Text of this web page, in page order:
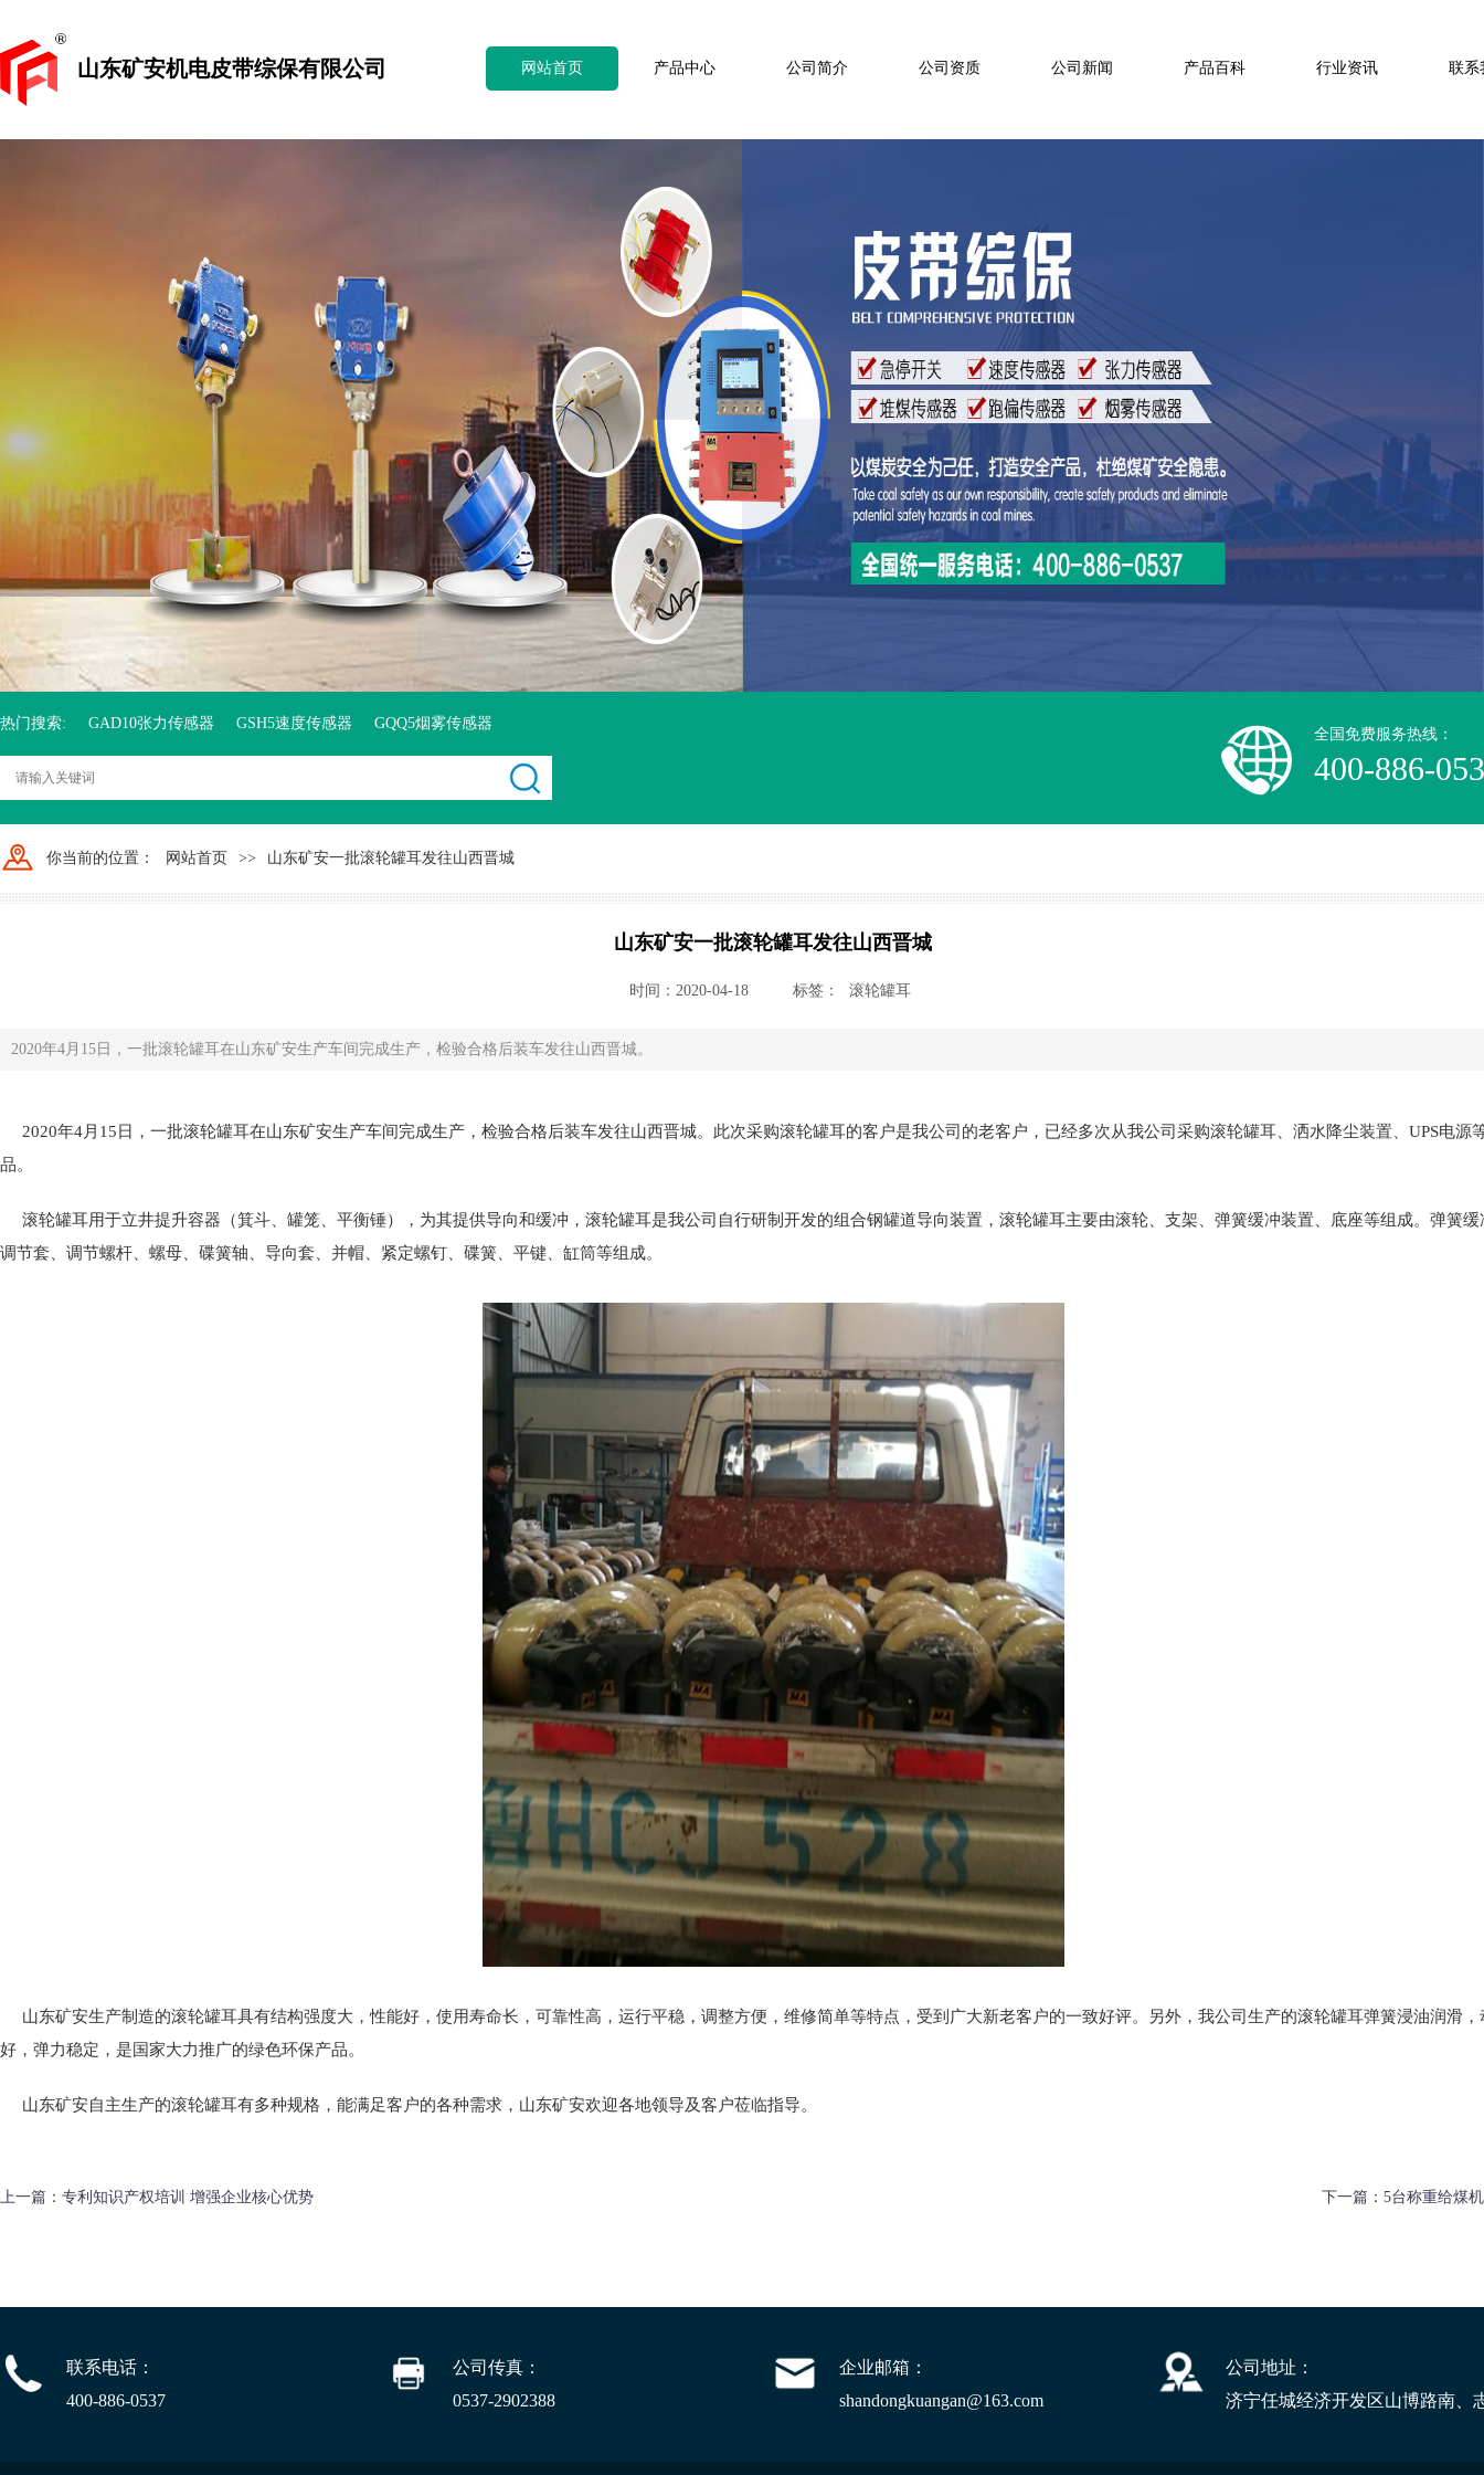
山东矿安机电皮带综保有限公司 网站首页 产品中心 公司简介 公司资质 公司新闻 产品百科 行业资讯 联系
热门搜索: GAD10张力传感器 GSH5速度传感器 GQQ5烟雾传感器
全国免费服务热线：
400-886-
你当前的位置： 网站首页 >> 山东矿安一批滚轮罐耳发往山西晋城
山东矿安一批滚轮罐耳发往山西晋城
时间：2020-04-18 标签： 滚轮罐耳
2020年4月15日，一批滚轮罐耳在山东矿安生产车间完成生产，检验合格后装车发往山西晋城。
2020年4月15日，一批滚轮罐耳在山东矿安生产车间完成生产，检验合格后装车发往山西晋城。此次采购滚轮罐耳的客户是我公司的老客户，已经多次从我公司采购滚轮罐耳、洒水降尘装置、UPS电源
品。
滚轮罐耳用于立井提升容器（箕斗、罐笼、平衡锤），为其提供导向和缓冲，滚轮罐耳是我公司自行研制开发的组合钢罐道导向装置，滚轮罐耳主要由滚轮、支架、弹簧缓冲装置、底座等组成。弹簧缓
调节套、调节螺杆、螺母、碟簧轴、导向套、并帽、紧定螺钉、碟簧、平键、缸筒等组成。
山东矿安生产制造的滚轮罐耳具有结构强度大，性能好，使用寿命长，可靠性高，运行平稳，调整方便，维修简单等特点，受到广大新老客户的一致好评。另外，我公司生产的滚轮罐耳弹簧浸油润滑，
好，弹力稳定，是国家大力推广的绿色环保产品。
山东矿安自主生产的滚轮罐耳有多种规格，能满足客户的各种需求，山东矿安欢迎各地领导及客户莅临指导。
上一篇： 专利知识产权培训 增强企业核心优势 下一篇： 5台称重给煤
联系电话：
400-886-0537
公司传真：
0537-2902388
企业邮箱：
shandongkuangan@163.com
公司地址：
济宁任城经济开发区山博路南、